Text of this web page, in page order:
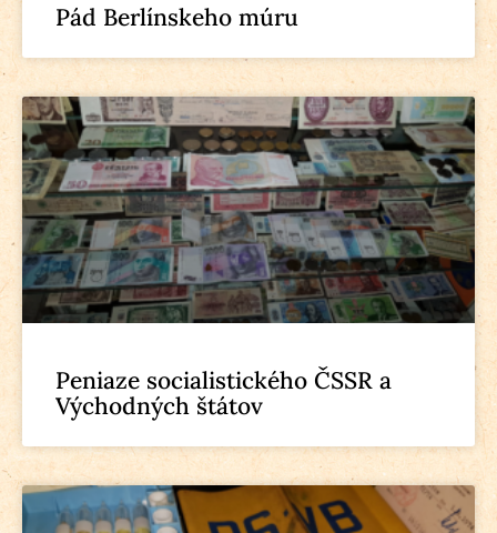
Pád Berlínskeho múru
Peniaze socialistického ČSSR a
Východných štátov